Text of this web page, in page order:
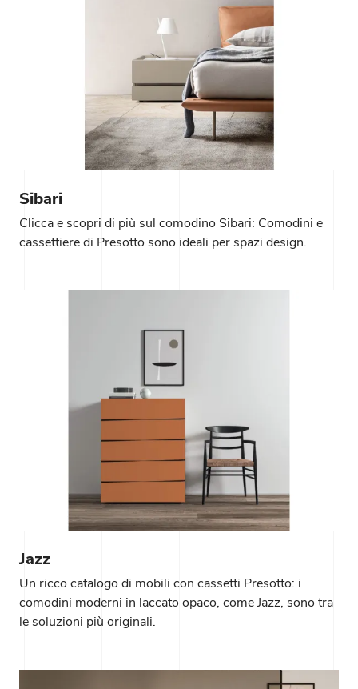
Sibari
Clicca e scopri di più sul comodino Sibari: Comodini e
cassettiere di Presotto sono ideali per spazi design.
Jazz
Un ricco catalogo di mobili con cassetti Presotto: i
comodini moderni in laccato opaco, come Jazz, sono tra
le soluzioni più originali.